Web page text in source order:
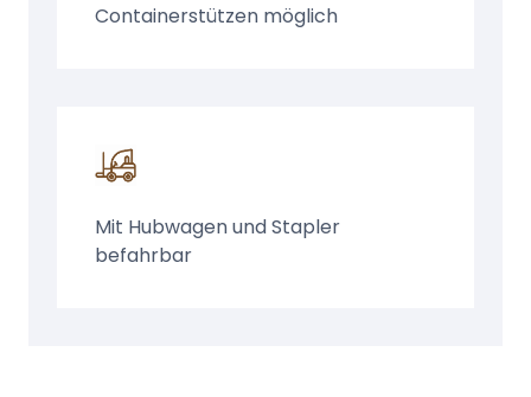
Containerstützen möglich
Mit Hubwagen und Stapler
befahrbar